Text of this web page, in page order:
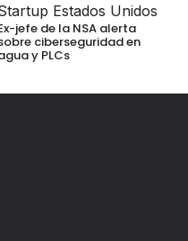
Estados Unidos
jefe de la NSA alerta
ciberseguridad en
y PLCs